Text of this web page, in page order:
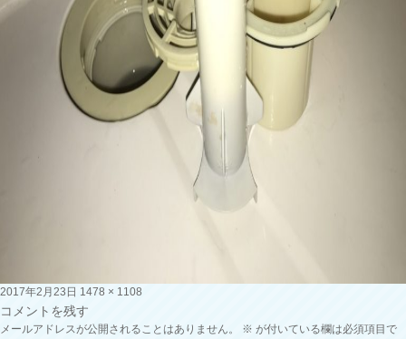
投
稿
日:
2017年2月23日 フ
ル
サ
1478 × 1108
コメントを残す
メールアドレスが公開されることはありません。 ※ が付いている欄は必須項目で